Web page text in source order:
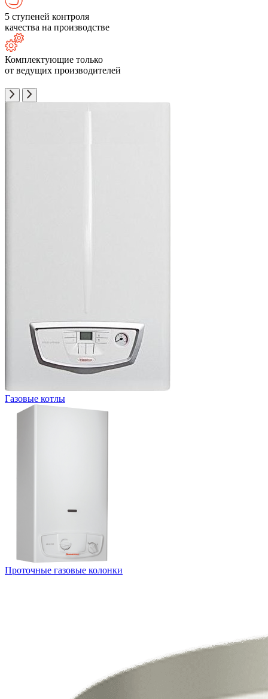
5 ступеней контроля
качества на производстве
Комплектующие только
от ведущих производителей
Газовые котлы
Проточные газовые колонки